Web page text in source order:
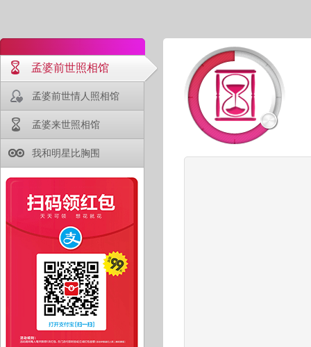
孟婆前世照相馆
孟婆前世情人照相馆
孟婆来世照相馆
我和明星比胸围